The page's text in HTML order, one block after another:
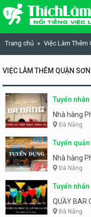
Skip to content
Trang chủ Việc Làm Thêm
VIỆC LÀM THÊM QUẬN
Tuyển
Nhà hàng
Đà Nẵng
Tuyển
Nhà hàng
Đà Nẵng
Tuyển
QUẦY BAR
Đà Nẵng